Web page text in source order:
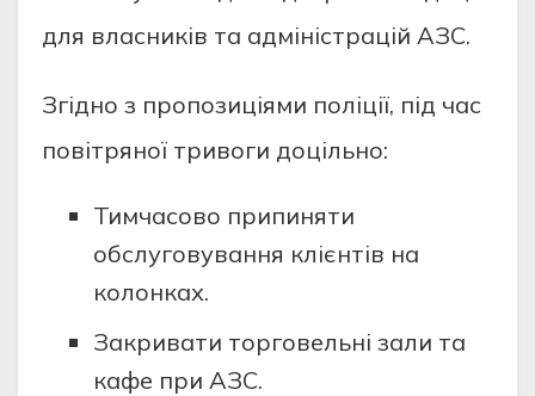
для власників та адміністрацій АЗС.
Згідно з пропозиціями поліції, під час
повітряної тривоги доцільно:
Тимчасово припиняти
обслуговування клієнтів на
колонках.
Закривати торговельні зали та
кафе при АЗС.